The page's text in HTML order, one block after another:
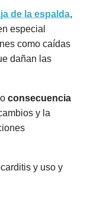
de la espalda,
especial
como caídas
dañan las
consecuencia
y la
y uso y